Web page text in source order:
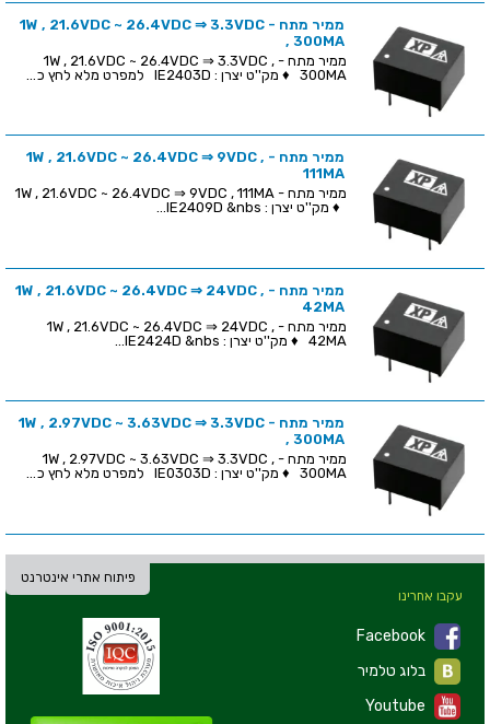
ממיר מתח - 1W , 21.6VDC ~ 26.4VDC ⇒ 3.3VDC
, 300MA
ממיר מתח - 1W , 21.6VDC ~ 26.4VDC ⇒ 3.3VDC ,
300MA ♦ מק''ט יצרן : IE2403D למפרט מלא לחץ כ...
ממיר מתח - 1W , 21.6VDC ~ 26.4VDC ⇒ 9VDC ,
111MA
ממיר מתח - 1W , 21.6VDC ~ 26.4VDC ⇒ 9VDC , 111MA
♦ מק''ט יצרן : IE2409D &nbs...
ממיר מתח - 1W , 21.6VDC ~ 26.4VDC ⇒ 24VDC ,
42MA
ממיר מתח - 1W , 21.6VDC ~ 26.4VDC ⇒ 24VDC ,
42MA ♦ מק''ט יצרן : IE2424D &nbs...
ממיר מתח - 1W , 2.97VDC ~ 3.63VDC ⇒ 3.3VDC
, 300MA
ממיר מתח - 1W , 2.97VDC ~ 3.63VDC ⇒ 3.3VDC ,
300MA ♦ מק''ט יצרן : IE0303D למפרט מלא לחץ כ...
פיתוח אתרי אינטרנט
עקבו אחרינו
Facebook
Youtube